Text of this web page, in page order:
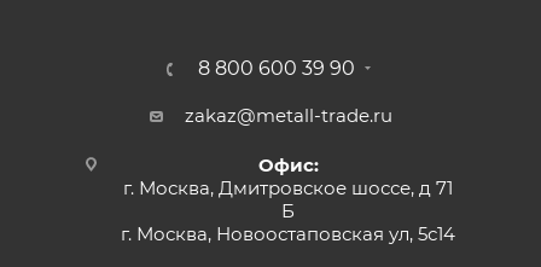
8 800 600 39 90
zakaz@metall-trade.ru
Офис:
г. Москва, Дмитровское шоссе, д 71
Б
г. Москва, Новоостаповская ул, 5с14